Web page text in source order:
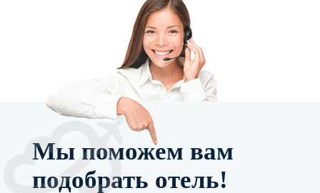
Мы поможем вам
подобрать отель!